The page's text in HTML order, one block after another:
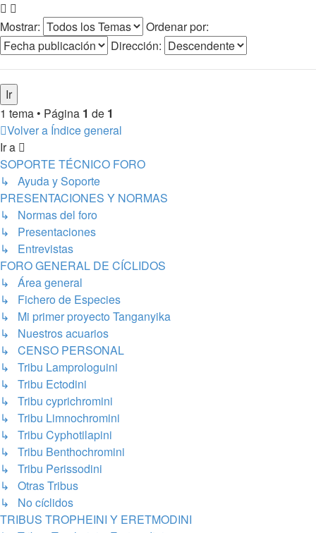
Mostrar:
Ordenar por:
Dirección:
1 tema • Página 1 de 1
Volver a Índice general
Ir a
SOPORTE TÉCNICO FORO
↳ Ayuda y Soporte
PRESENTACIONES Y NORMAS
↳ Normas del foro
↳ Presentaciones
↳ Entrevistas
FORO GENERAL DE CÍCLIDOS
↳ Área general
↳ Fichero de Especies
↳ Mi primer proyecto Tanganyika
↳ Nuestros acuarios
↳ CENSO PERSONAL
↳ Tribu Lamprologuini
↳ Tribu Ectodini
↳ Tribu cyprichromini
↳ Tribu Limnochromini
↳ Tribu Cyphotilapini
↳ Tribu Benthochromini
↳ Tribu Perissodini
↳ Otras Tribus
↳ No cíclidos
TRIBUS TROPHEINI Y ERETMODINI